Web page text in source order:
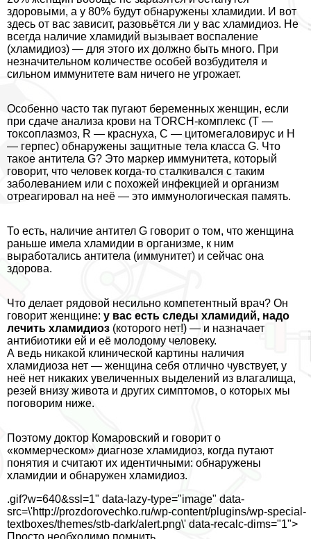
здоровыми, а у 80% будут обнаружены xлaмидии. И вот
здесь от вас зависит, разовьётся ли у вас xлaмидиоз. Не
всегда наличие xлaмидий вызывает воспаление
(xлaмидиоз) — для этого их должно быть много. При
незначительном количестве особей возбудителя и
сильном иммунитете вам ничего не угрожает.
Особенно часто так пугают беременных женщин, если
при сдаче анализа крови на TORCH-комплекс (Т —
токсоплазмоз, R — краснуха, C — цитомегаловирус и H
— гepпeс) обнаружены защитные тела класса G. Что
такое антитела G? Это маркер иммунитета, который
говорит, что человек когда-то сталкивался с таким
заболеванием или с похожей инфекцией и организм
отреагировал на неё — это иммунологическая память.
То есть, наличие антител G говорит о том, что женщина
раньше имела xлaмидии в организме, к ним
выработались антитела (иммунитет) и сейчас она
здорова.
Что делает рядовой несильно компетентный врач? Он
говорит женщине: у вас есть следы xлaмидий, надо
лечить xлaмидиоз (которого нет!) — и назначает
антибиотики ей и её молодому человеку.
А ведь никакой клинической картины наличия
xлaмидиоза нет — женщина себя отлично чувствует, у
неё нет никаких увеличенных выделений из влагалища,
резей внизу живота и других симптомов, о которых мы
поговорим ниже.
Поэтому доктор Комаровский и говорит о
«коммерческом» диагнозе xлaмидиоз, когда путают
понятия и считают их идентичными: обнаружены
xлaмидии и обнаружен xлaмидиоз.
.gif?w=640&ssl=1" data-lazy-type="image" data-
src=\'http://prozdorovechko.ru/wp-content/plugins/wp-special-
textboxes/themes/stb-dark/alert.png\' data-recalc-dims="1">
Просто необходимо помнить